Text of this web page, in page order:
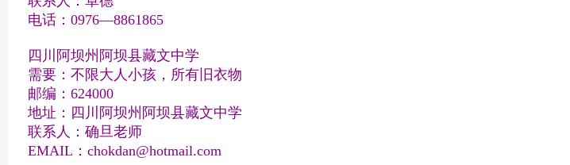
电话：0976—8861865
四川阿坝州阿坝县藏文中学
需要：不限大人小孩，所有旧衣物
邮编：624000
地址：四川阿坝州阿坝县藏文中学
联系人：确旦老师
EMAIL：chokdan@hotmail.com